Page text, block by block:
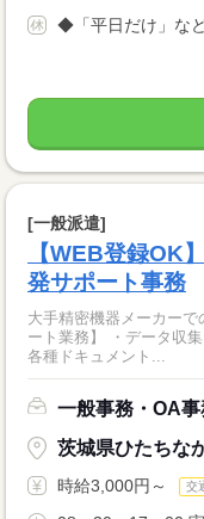
◆「平日だけ」な
[一般派遣]
【WEB登録OK
発サポート事務
大手精密機器メーカー
ート業務】 ・データ収
各種ドキュメント...
一般事務・OA事
茨城県ひたちな
時給3,000円～ 交